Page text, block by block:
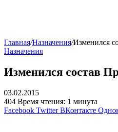
Главная/Назначения/Изменился
Назначения
Изменился состав
03.02.2015
404 Время чтения: 1 минута
Facebook Twitter ВКонтакте